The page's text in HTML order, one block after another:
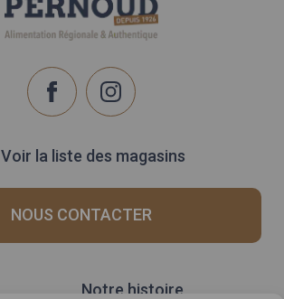
Voir la liste des magasins
NOUS CONTACTER
Notre histoire